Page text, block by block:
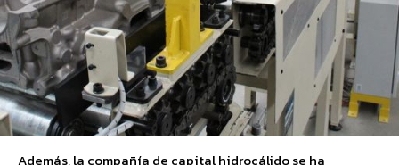
Además, la compañía de capital hidrocálido se ha